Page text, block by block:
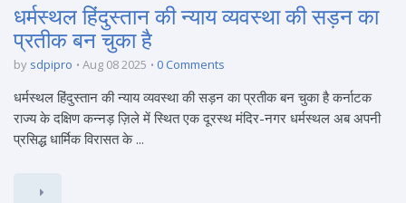
धर्मस्थल हिंदुस्तान की न्याय व्यवस्था की सड़न का
प्रतीक बन चुका है
by sdpipro Aug 08 2025 0 Comments
धर्मस्थल हिंदुस्तान की न्याय व्यवस्था की सड़न का प्रतीक बन चुका है कर्नाटक
राज्य के दक्षिण कन्नड़ ज़िले में स्थित एक दूरस्थ मंदिर-नगर धर्मस्थल अब अपनी
प्रसिद्ध धार्मिक विरासत के ...